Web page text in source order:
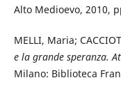
Alto Medioevo, 2010,
MELLI, Maria;
e la grande speranza.
Milano: Biblioteca